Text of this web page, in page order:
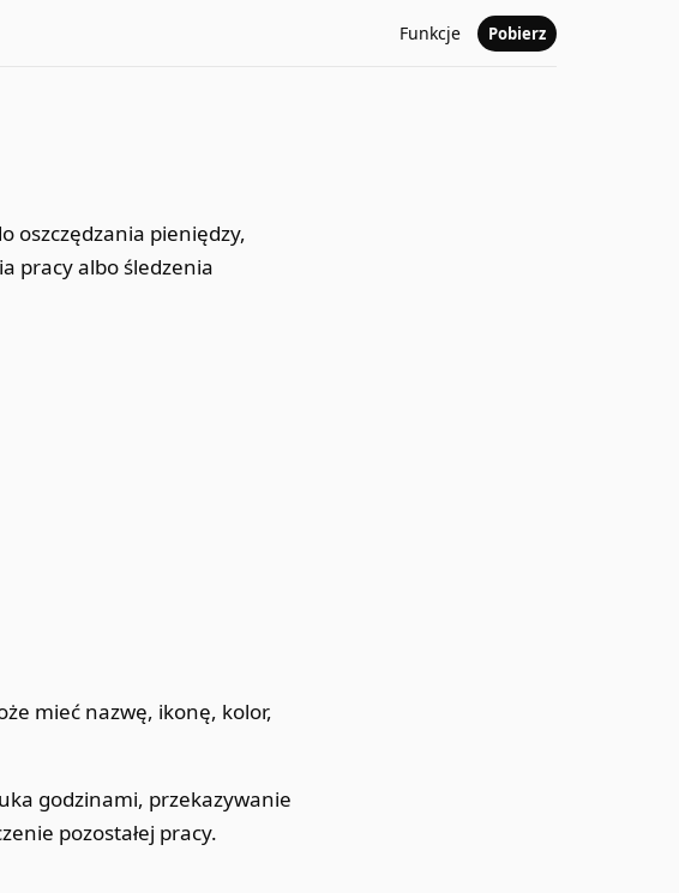
Funkcje Pobierz
oszczędzania pieniędzy,
pracy albo śledzenia
mieć nazwę, ikonę, kolor,
godzinami, przekazywanie
pozostałej pracy.